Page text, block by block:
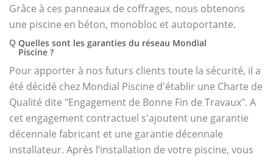
Grâce à ces panneaux de coffrages, nous obtenons
une piscine en béton, monobloc et autoportante.
Q Quelles sont les garanties du réseau Mondial
Piscine ?
Pour apporter à nos futurs clients toute la sécurité, il a
été décidé chez Mondial Piscine d'établir une Charte de
Qualité dite "Engagement de Bonne Fin de Travaux". A
cet engagement contractuel s'ajoutent une garantie
décennale fabricant et une garantie décennale
installateur. Après l’installation de votre piscine, vous